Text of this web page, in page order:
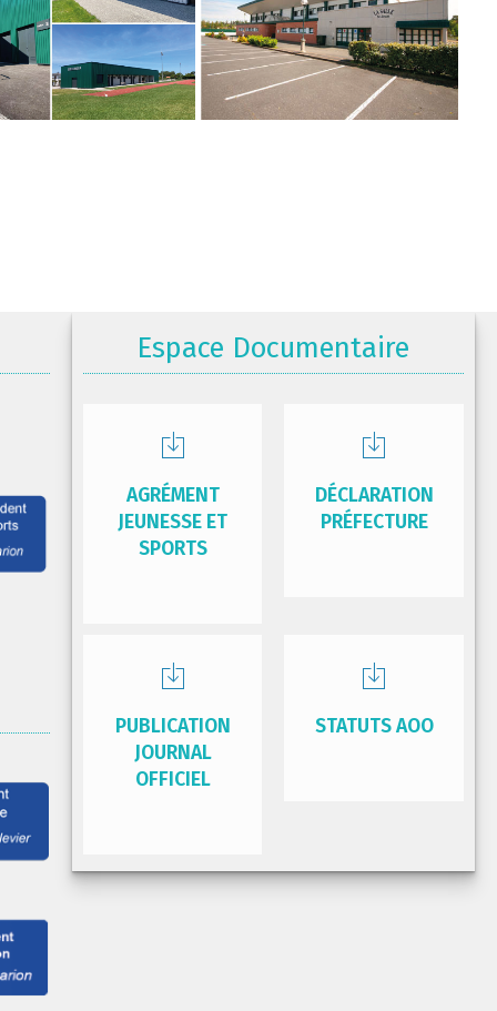
Espace Documentaire
AGRÉMENT
JEUNESSE ET
SPORTS
DÉCLARATION
PRÉFECTURE
PUBLICATION
JOURNAL
OFFICIEL
STATUTS AOO